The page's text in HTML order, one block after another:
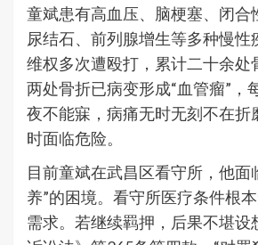
童斌患有高血压、脑梗塞、闭合
尿结石、前列腺增生等多种慢性
维权多次遭殴打，累计二十余处
两处骨折已病变形成“血管瘤”，
夜不能寐，病痛无时无刻不在折
时面临危险。
目前童斌在武昌区看守所，他面
养”的困境。看守所医疗条件根
需求。若继续羁押，后果不堪设